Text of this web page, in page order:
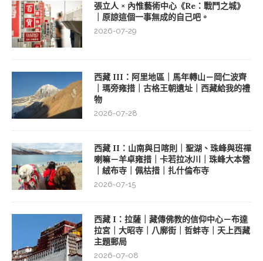
張立人 × 內惟藝術中心《Re：戰鬥之城》
｜原諒這個一事無成的自己吧。
2026-07-29
西藏 III：阿里地區｜馬年轉山－岡仁波齊
｜瑪旁雍措｜古格王朝遺址｜西藏給我的禮
物
2026-07-28
西藏 II：山南與日喀則｜聖湖、珠峰與班禪
喇嘛－羊卓雍措｜卡若拉冰川｜珠峰大本營
｜絨布寺｜佩枯措｜扎什倫布寺
2026-07-15
西藏 I：拉薩｜藏傳佛教的信仰中心－布達
拉宮｜大昭寺｜八廓街｜哲蚌寺｜天上西藏
主題郵局
2026-07-08